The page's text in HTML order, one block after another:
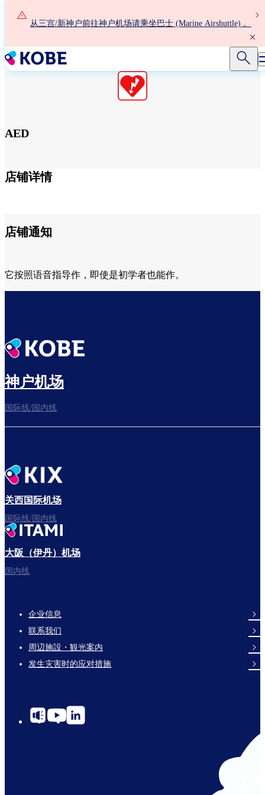
主
要
内
从三宫/新神户前往神户机场请乘坐巴士 (Marine Airshuttle) 。
AED
店铺详情
店铺通知
它按照语音指导作，即使是初学者也能作。
神户机场
国际线/国内线
关西国际机场
国际线/国内线
大阪（伊丹）机场
国内线
Footer
Links
企业信息
联系我们
周辺施設・観光案内
发生灾害时的应对措施
social-